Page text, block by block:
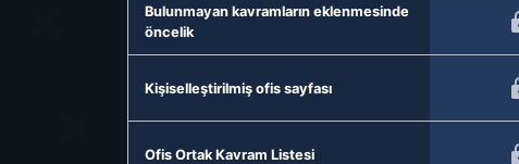
Bulunmayan kavramların eklenmesinde
öncelik
Kişiselleştirilmiş ofis sayfası
Ofis Ortak Kavram Listesi